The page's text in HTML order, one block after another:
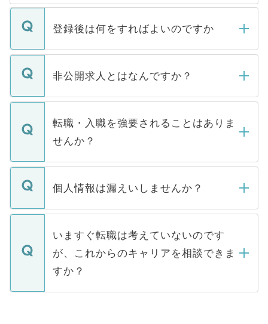
登録後は何をすればよいのですか
ご登録いただきましたら、弊社担当者がご
登録内容を確認し、その後メールもしくは
ます。通常、5営業日以内にはご連絡をせて
いただきますので、しばらくお待ちくださ
非公開求人とはなんですか？
マイナビDOCTORで取り扱っている求人の
うち約3割は、Webサイトからご覧いただ
けない「非公開求人」です。非公開求人は
下記の理由によって、一般には公開してい
ません。
■応募殺到を避けるため 人気のある医療機
関を公にしてしまうと、応募が殺到する場
に、医療機関が求める条件に合った人材の
みを人材紹介会社に依頼するケースが増え
ています。
転職・入職を強要されることはありま
せんか？
転職・入職を強要することは一切ありませ
ん。また、仮に応募先から内定をいただい
定を承諾する必要はありません。内定先へ
の辞退の連絡はキャリアパートナーが行い
個人情報は漏えいしませんか？
個人情報が漏えいすることはありませんの
で、ご安心ください。当サイトからの登録
などで収集したご登録者様の個人情報は、
ご本人のキャリアアップおよび転職活動の
支援を目的に使用いたします。お預かりし
ているすべての個人データはご本人の許可
いますぐ転職は考えていないのです
が、これからのキャリアを相談できま
すか？